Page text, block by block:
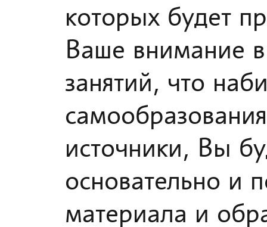
которых будет
Ваше внимание в
занятий, что
источники, Вы
основательно и
материала и